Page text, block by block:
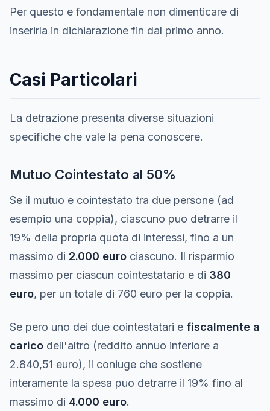
Per questo e fondamentale non dimenticare di
inserirla in dichiarazione fin dal primo anno.
Casi Particolari
La detrazione presenta diverse situazioni
specifiche che vale la pena conoscere.
Mutuo Cointestato al 50%
Se il mutuo e cointestato tra due persone (ad
esempio una coppia), ciascuno puo detrarre il
19% della propria quota di interessi, fino a un
massimo di 2.000 euro ciascuno. Il risparmio
massimo per ciascun cointestatario e di 380
euro, per un totale di 760 euro per la coppia.
Se pero uno dei due cointestatari e fiscalmente a
carico dell'altro (reddito annuo inferiore a
2.840,51 euro), il coniuge che sostiene
interamente la spesa puo detrarre il 19% fino al
massimo di 4.000 euro.